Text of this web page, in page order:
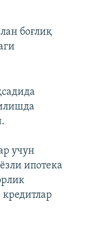
боғлиқ
учун
ипотека